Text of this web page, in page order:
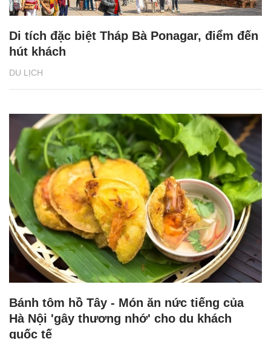
DU LỊCH
Di tích đặc biệt Tháp Bà Ponagar, điểm đến
hút khách
Bánh tôm hồ Tây - Món ăn nức tiếng của
Hà Nội 'gây thương nhớ' cho du khách
quốc tế